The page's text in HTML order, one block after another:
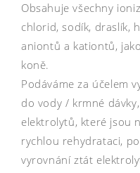
Obsahuje všechny
chlorid, sodík, draslík,
aniontů a kationtů,
koně.
Podáváme za účelem
do vody / krmné
elektrolytů, které jsou
rychlou rehydrataci,
vyrovnání ztát